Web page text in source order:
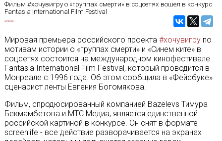
Фильм #хочувигру о «группах смерти» в соцсетях вошел в конкурс
Fantasia International Film Festival
23/06/2021
Мировая премьера российского проекта #хочувигрупо
мотивам истории о «группах смерти» и «Синем ките» в
соцсетях состоится на международном кинофестивале
Fantasia International Film Festival, который проводится в
Монреале с 1996 года. Об этом сообщила в «Фейсбуке»
сценарист ленты Евгения Богомякова.
Фильм, спродюсированный компанией Bazelevs Тимура
Бекмамбетова и МТС Медиа, является единственной
российской картиной в конкурсе. Он снят в формате
screenlife - все действие разворачивается на экранах